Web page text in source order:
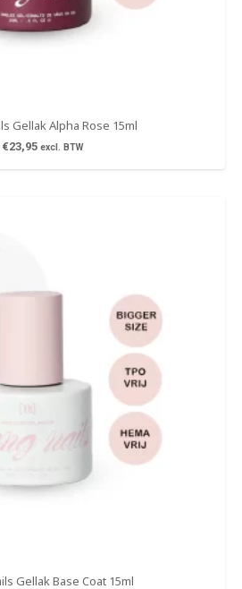
Gellak Alpha Rose 15ml
€23,95 excl. BTW
Gellak Base Coat 15ml